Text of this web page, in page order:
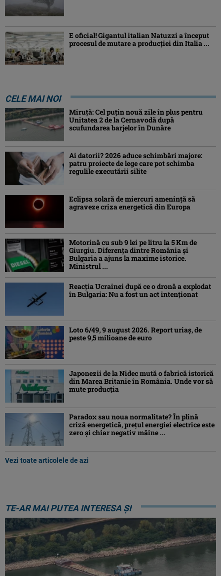
E oficial! Gigantul italian Natuzzi a început
procesul de mutare a producției din Italia ...
CELE MAI NOI
Miruță: Cel puțin nouă zile în plus pentru
Unitatea 2 de la Cernavodă după
scufundarea barjelor în Dunăre
Ai datorii? 2026 aduce schimbări majore:
patru proiecte de lege care pot schimba
regulile executării silite
Eclipsa solară de miercuri ameninţă să
agraveze criza energetică din Europa
Motorină cu sub 9 lei pe litru la 5 Km de
Giurgiu. Diferența dintre România și
Bulgaria a ajuns la maxime istorice.
Ministrul ...
Reacția Ucrainei după ce o dronă a explodat
în Bulgaria: Nu a fost un act intenționat
Loto 6/49, 9 august 2026. Report uriaș, de
peste 9,5 milioane de euro
Japonezii de la Nidec mută o fabrică istorică
din Marea Britanie în România. Unde vor să
mute producția
Paradox sau noua normalitate? În plină
criză energetică, prețul energiei electrice este
zero și chiar negativ mâine ...
Vezi toate articolele de azi
TE-AR MAI PUTEA INTERESA ȘI